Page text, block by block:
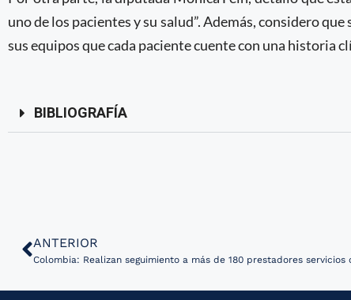
uno de los pacientes y su salud”. Además, considero
sus equipos que cada paciente cuente con una historia
BIBLIOGRAFÍA
ANTERIOR
Colombia: Realizan seguimiento a más de 180 prestadores